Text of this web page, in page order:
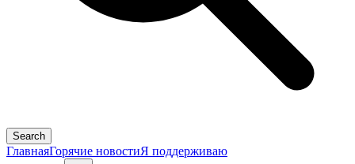
Search
ГлавнаяГорячие новостиЯ поддерживаю